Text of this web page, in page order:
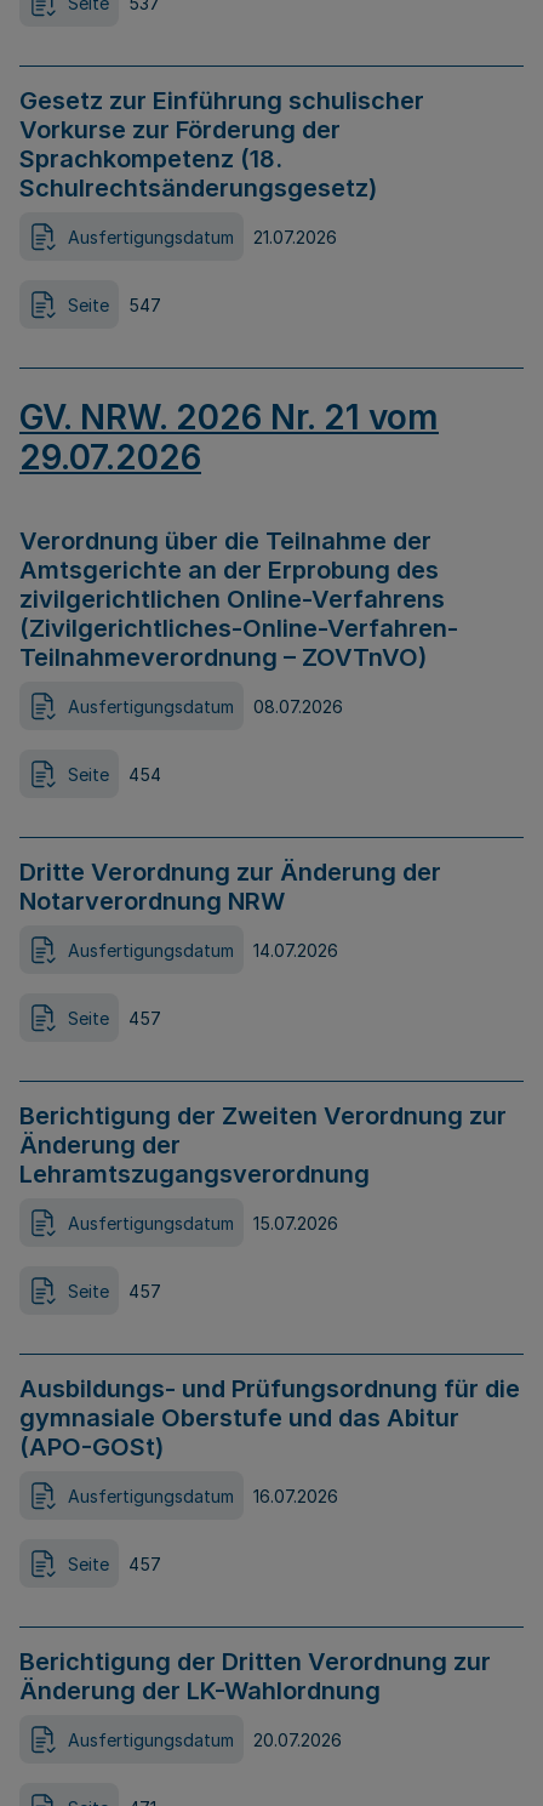
Gesetz zur Einführung schulischer
Vorkurse zur Förderung der
Sprachkompetenz (18.
Schulrechtsänderungsgesetz)
Ausfertigungsdatum 21.07.2026
Seite 547
GV. NRW. 2026 Nr. 21 vom
29.07.2026
Verordnung über die Teilnahme der
Amtsgerichte an der Erprobung des
zivilgerichtlichen Online-Verfahrens
(Zivilgerichtliches-Online-Verfahren-
Teilnahmeverordnung – ZOVTnVO)
Ausfertigungsdatum 08.07.2026
Seite 454
Dritte Verordnung zur Änderung der
Notarverordnung NRW
Ausfertigungsdatum 14.07.2026
Seite 457
Berichtigung der Zweiten Verordnung zur
Änderung der
Lehramtszugangsverordnung
Ausfertigungsdatum 15.07.2026
Seite 457
Ausbildungs- und Prüfungsordnung für die
gymnasiale Oberstufe und das Abitur
(APO-GOSt)
Ausfertigungsdatum 16.07.2026
Seite 457
Berichtigung der Dritten Verordnung zur
Änderung der LK-Wahlordnung
Ausfertigungsdatum 20.07.2026